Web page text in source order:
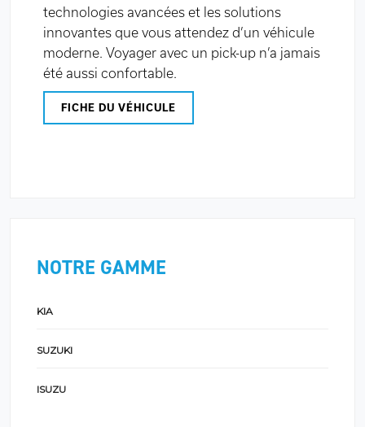
technologies avancées et les solutions
innovantes que vous attendez d’un véhicule
moderne. Voyager avec un pick-up n’a jamais
été aussi confortable.
FICHE DU VÉHICULE
NOTRE GAMME
KIA
SUZUKI
ISUZU